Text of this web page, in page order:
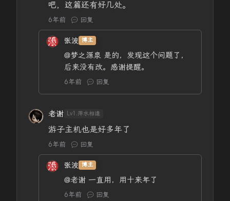
吧，这篇还有好几处。
6年前 回复
张波 博主
@梦之源泉 是的，发现这个问题了，
后来没有改。感谢提醒。
6年前 回复
老谢 Lv1.萍水相逢
游子主机也是好多年了
6年前 回复
张波 博主
@老谢 一直用，用十来年了
6年前 回复